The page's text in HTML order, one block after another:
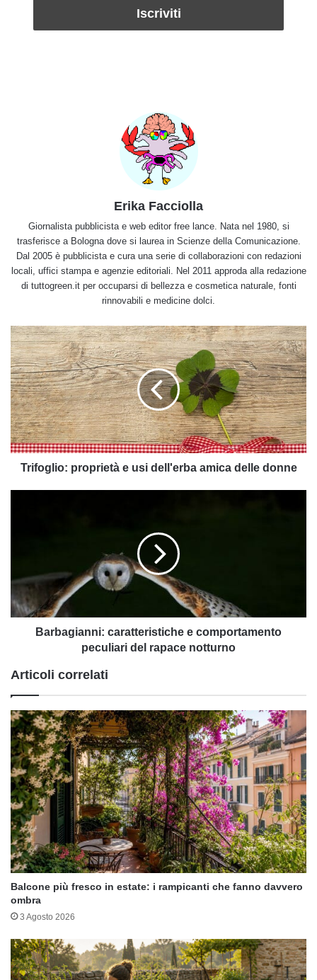
Erika Facciolla
Giornalista pubblicista e web editor free lance. Nata nel 1980, si
trasferisce a Bologna dove si laurea in Scienze della Comunicazione.
Dal 2005 è pubblicista e cura una serie di collaborazioni con redazioni
locali, uffici stampa e agenzie editoriali. Nel 2011 approda alla redazione
di tuttogreen.it per occuparsi di bellezza e cosmetica naturale, fonti
rinnovabili e medicine dolci.
Trifoglio:
proprietà
e
usi
dell'erba
amica
delle
donne
Trifoglio: proprietà e usi dell'erba amica delle donne
rapace
notturno
Barbagianni: caratteristiche e comportamento
peculiari del rapace notturno
Articoli correlati
Balcone più fresco in estate: i rampicanti che fanno davvero
ombra
3 Agosto 2026